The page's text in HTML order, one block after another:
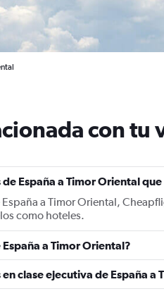
con tu
España a Timor Oriental
a Timor Oriental,
como hoteles.
a Timor Oriental?
clase ejecutiva de España a